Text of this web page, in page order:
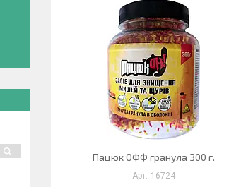
Пацюк ОФФ гранула 300 г.
16724